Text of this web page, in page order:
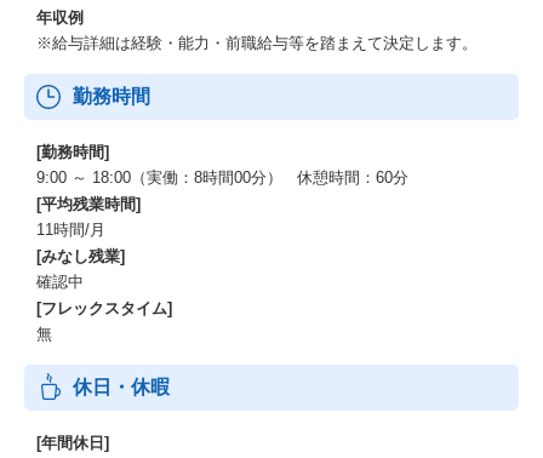
年収例
※給与詳細は経験・能力・前職給与等を踏まえて決定します。
勤務時間
[勤務時間]
9:00 ～ 18:00（実働：8時間00分） 休憩時間：60分
[平均残業時間]
11時間/月
[みなし残業]
確認中
[フレックスタイム]
無
休日・休暇
[年間休日]